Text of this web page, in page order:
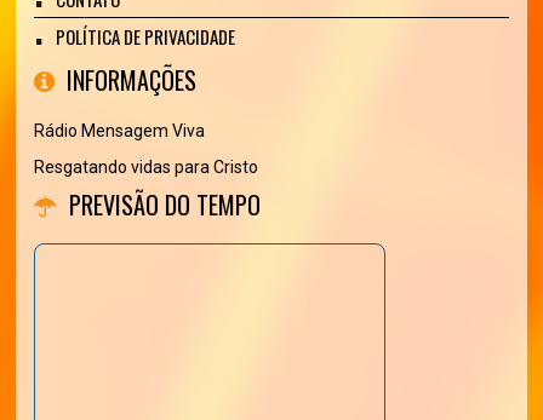
POLÍTICA DE PRIVACIDADE
INFORMAÇÕES
Rádio Mensagem Viva
Resgatando vidas para Cristo
PREVISÃO DO TEMPO